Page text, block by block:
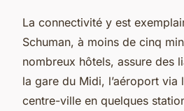
La connectivité y est
Schuman, à moins de cinq
nombreux hôtels, assure des
la gare du Midi, l’aéroport via
centre-ville en quelques